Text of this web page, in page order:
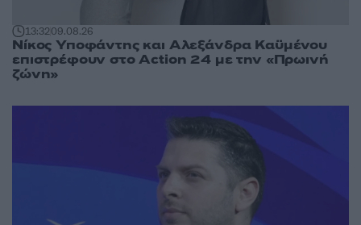
13:3209.08.26
Νίκος Υποφάντης και Αλεξάνδρα Καϋμένου
επιστρέφουν στο Action 24 με την «Πρωινή
ζώνη»